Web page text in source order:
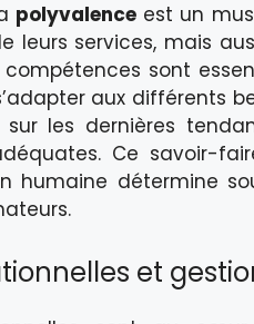
polyvalence est un
leurs services, mais
sont
aux différents
les dernières
Ce savoir-
humaine détermine
et